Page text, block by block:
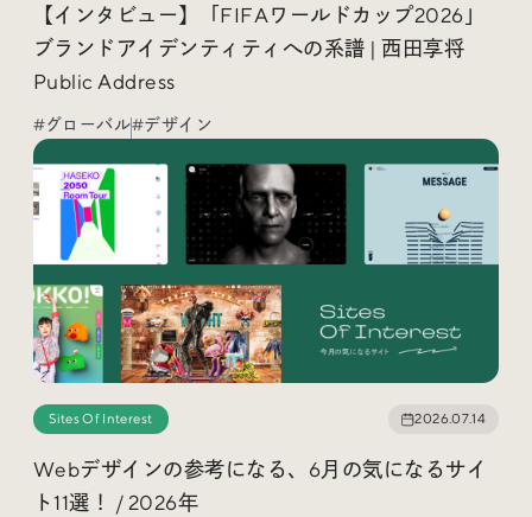
Social
@iDID_team 平日ほぼ毎日投稿中！
@iDID.team
Project byFOURDIGIT
Wab Design
Collaboration with
OUGON
Privacy Policy
【インタビュー】「FIFAワールドカップ2026」
ブランドアイデンティティへの系譜 | 西田享将
Public Address
#グローバル#デザイン
Sites Of Interest 2026.07.14
Webデザインの参考になる、6月の気になるサイ
ト11選！ / 2026年